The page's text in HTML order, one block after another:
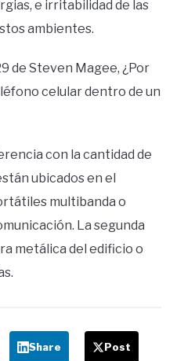
e irritabilidad de las
ambientes.
de Steven Magee, ¿Por
celular dentro de un
con la cantidad de
ubicados en el
multibanda o
La segunda
metálica del edificio o
Share Post